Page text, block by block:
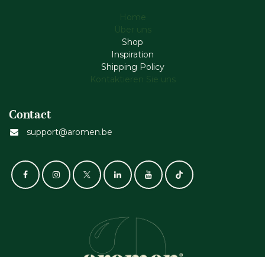
Home
Über uns
Shop
Inspiration
Shipping Policy
Kontaktieren Sie uns
Contact
support@aromen.be